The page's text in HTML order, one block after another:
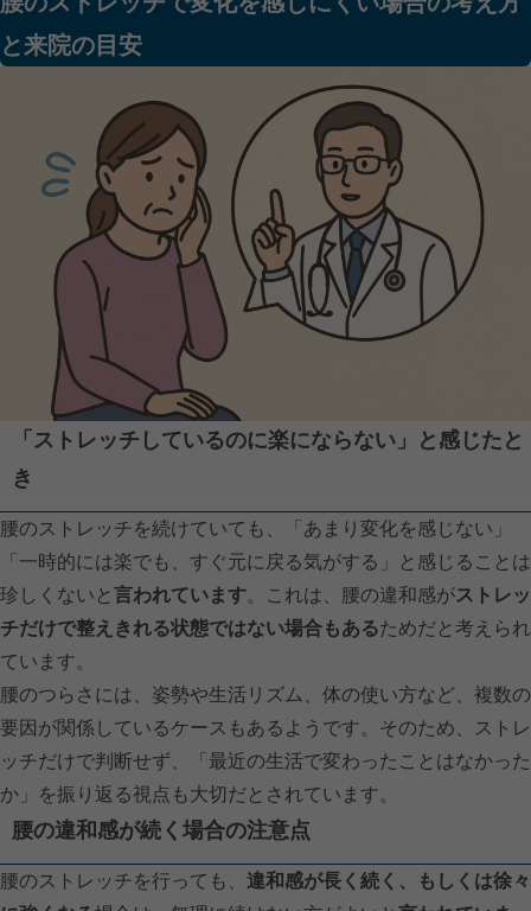
と来院の目安
「ストレッチしているのに楽にならない」と感じたと
き
腰のストレッチを続けていても、「あまり変化を感じない」
「一時的には楽でも、すぐ元に戻る気がする」と感じることは
珍しくないと 言われています。これは、腰の違和感がストレッ
チだけで整えきれる状態ではない場合もあるためだと考えられ
ています。
腰のつらさには、姿勢や生活リズム、体の使い方など、複数の
要因が関係しているケースもあるようです。そのため、ストレ
ッチだけで判断せず、「最近の生活で変わったことはなかった
か」を振り返る視点も大切だとされています。
腰の違和感が続く場合の注意点
腰のストレッチを行っても、 違和感が長く続く、もしくは徐々